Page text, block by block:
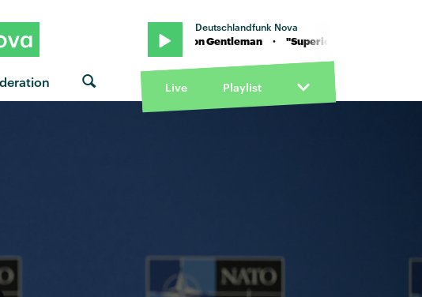
Deutschlandfunk Nova
· "Superior" von Gentleman · "Superior" von Gentleman
Live Playlist